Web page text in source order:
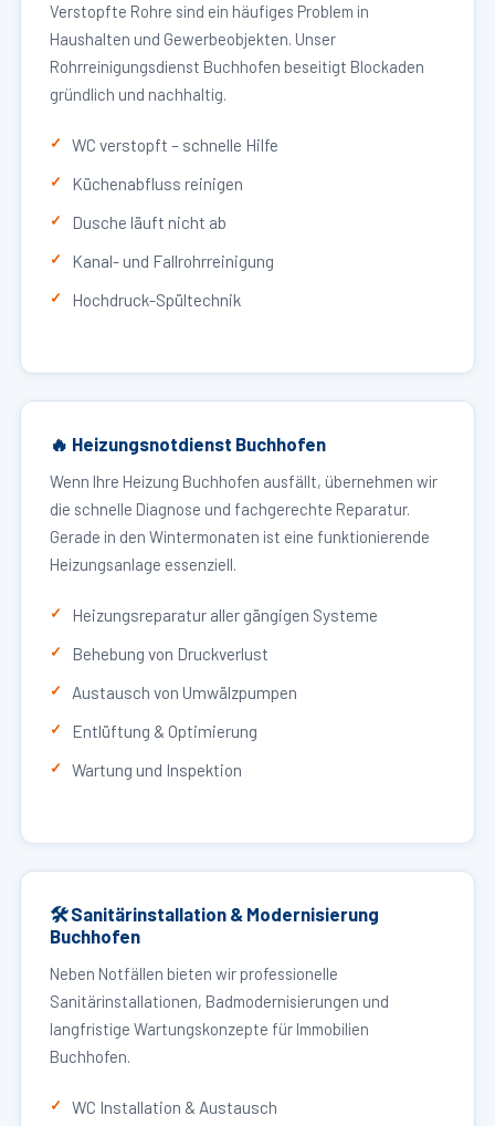
Verstopfte Rohre sind ein häufiges Problem in
Haushalten und Gewerbeobjekten. Unser
Rohrreinigungsdienst Buchhofen beseitigt Blockaden
gründlich und nachhaltig.
WC verstopft – schnelle Hilfe
Küchenabfluss reinigen
Dusche läuft nicht ab
Kanal- und Fallrohrreinigung
Hochdruck-Spültechnik
🔥 Heizungsnotdienst Buchhofen
Wenn Ihre Heizung Buchhofen ausfällt, übernehmen wir
die schnelle Diagnose und fachgerechte Reparatur.
Gerade in den Wintermonaten ist eine funktionierende
Heizungsanlage essenziell.
Heizungsreparatur aller gängigen Systeme
Behebung von Druckverlust
Austausch von Umwälzpumpen
Entlüftung & Optimierung
Wartung und Inspektion
🛠 Sanitärinstallation & Modernisierung
Buchhofen
Neben Notfällen bieten wir professionelle
Sanitärinstallationen, Badmodernisierungen und
langfristige Wartungskonzepte für Immobilien
Buchhofen.
WC Installation & Austausch